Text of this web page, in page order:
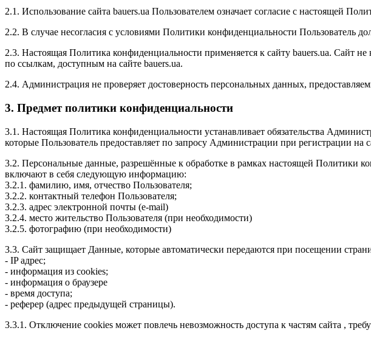
2.1. Использование сайта bauers.ua Пользователем означает согласие с настоящей
2.2. В случае несогласия с условиями Политики конфиденциальности Пользователь
2.3. Настоящая Политика конфиденциальности применяется к сайту bauers.ua. Сайт
по ссылкам, доступным на сайте bauers.ua.
2.4. Администрация не проверяет достоверность персональных данных,
3. Предмет политики конфиденциальности
3.1. Настоящая Политика конфиденциальности устанавливает обязательства
которые Пользователь предоставляет по запросу Администрации при регистрации
3.2. Персональные данные, разрешённые к обработке в рамках настоящей Политики
включают в себя следующую информацию:
3.2.1. фамилию, имя, отчество Пользователя;
3.2.2. контактный телефон Пользователя;
3.2.3. адрес электронной почты (e-mail)
3.2.4. место жительство Пользователя (при необходимости)
3.2.5. фотографию (при необходимости)
3.3. Сайт защищает Данные, которые автоматически передаются при посещении
- IP адрес;
- информация из cookies;
- информация о браузере
- время доступа;
- реферер (адрес предыдущей страницы).
3.3.1. Отключение cookies может повлечь невозможность доступа к частям сайта ,